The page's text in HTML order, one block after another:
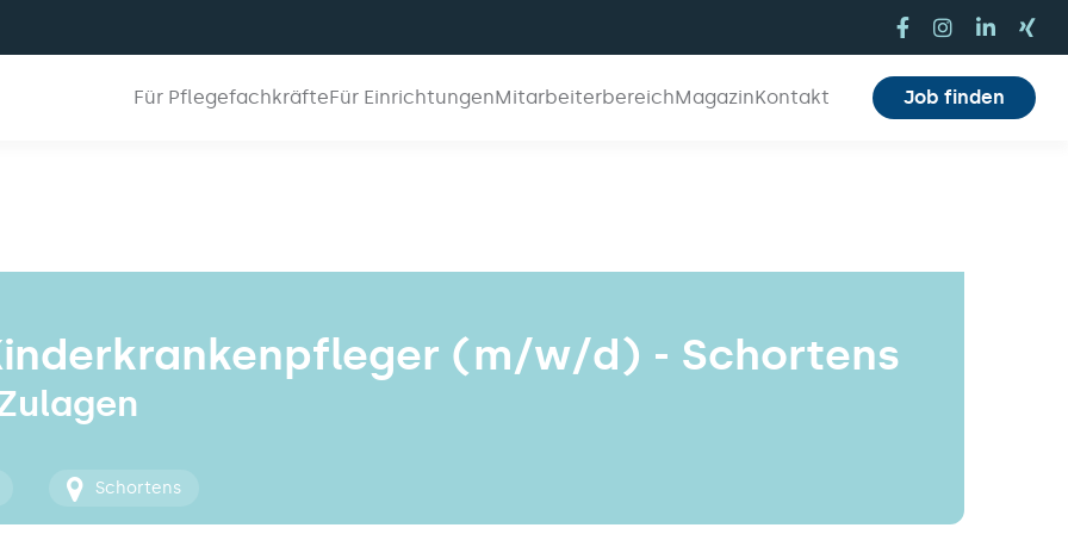
Für PflegefachkräfteFür EinrichtungenMitarbeiterbereichMagazinKontakt Job finden
(m/w/d) - Schortens
Schortens